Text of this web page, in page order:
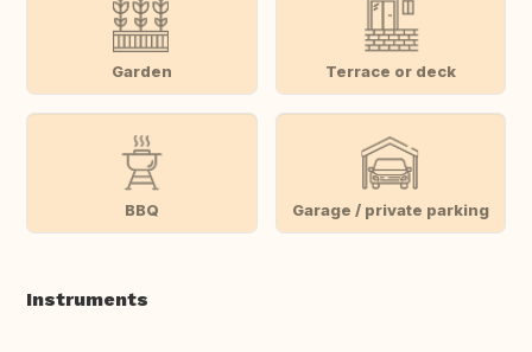
Garden Terrace or deck
BBQ Garage / private parking
Instruments